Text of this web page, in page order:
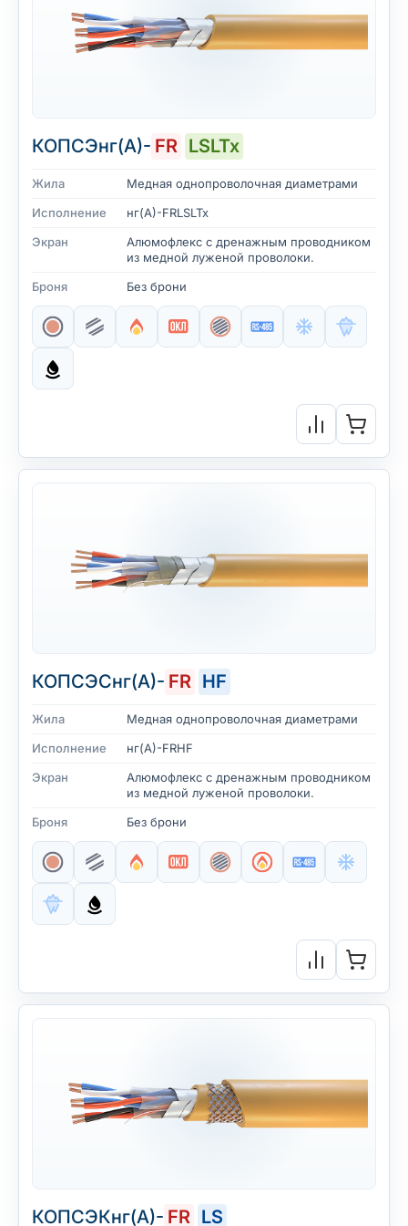
КОПСЭнг(А)- FR LSLTx
Жила
Медная однопроволочная диаметрами
Исполнение
нг(А)-FRLSLTx
Экран
Алюмофлекс с дренажным проводником
из медной луженой проволоки.
Броня
Без брони
КОПСЭСнг(А)- FR HF
Жила
Медная однопроволочная диаметрами
Исполнение
нг(А)-FRHF
Экран
Алюмофлекс с дренажным проводником
из медной луженой проволоки.
Броня
Без брони
КОПСЭКнг(А)- FR LS